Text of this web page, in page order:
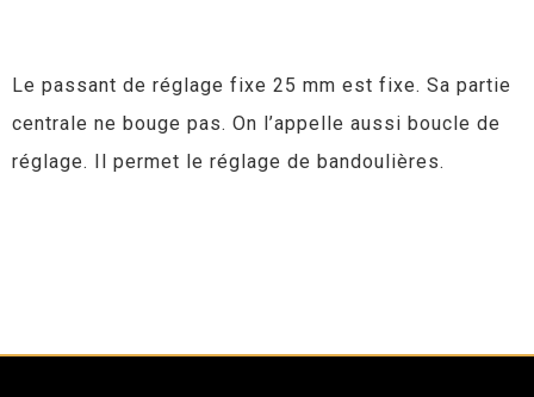
Le passant de réglage fixe 25 mm est fixe. Sa partie
centrale ne bouge pas. On l’appelle aussi boucle de
réglage. Il permet le réglage de bandoulières.